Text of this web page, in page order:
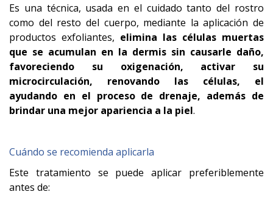
Es una técnica, usada en el cuidado tanto del rostro
como del resto del cuerpo, mediante la aplicación de
productos exfoliantes, elimina las células muertas
que se acumulan en la dermis sin causarle daño,
favoreciendo su oxigenación, activar su
microcirculación, renovando las células, el
ayudando en el proceso de drenaje, además de
brindar una mejor apariencia a la piel.
Cuándo se recomienda aplicarla
Este tratamiento se puede aplicar preferiblemente
antes de: